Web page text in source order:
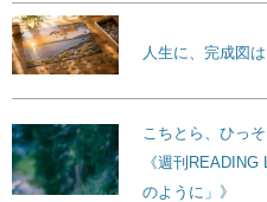
人生に、完成図は
こちとら、ひっ
《週刊
のように」》